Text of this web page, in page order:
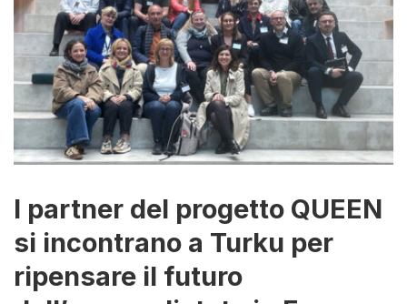
I partner del progetto QUEEN
si incontrano a Turku per
ripensare il futuro